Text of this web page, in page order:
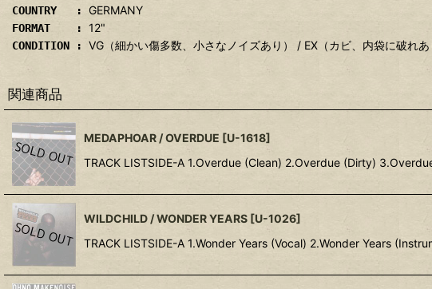
COUNTRY : GERMANY
FORMAT : 12"
CONDITION : VG（細かい傷多数、小さなノイズあり） / EX（カビ、内袋に破れあ
関連商品
MEDAPHOAR / OVERDUE [U-1618]
TRACK LISTSIDE-A 1.Overdue (Clean) 2.Overdue (Dirty)
WILDCHILD / WONDER YEARS [U-1026]
TRACK LISTSIDE-A 1.Wonder Years (Vocal) 2.Wonder Years